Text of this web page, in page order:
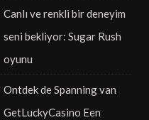
Canlı ve renkli bir deneyim
seni bekliyor: Sugar Rush
oyunu
Ontdek de Spanning van
GetLuckyCasino Een